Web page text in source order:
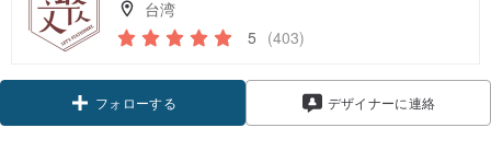
台湾
5 (403)
フォローする デザイナーに連絡